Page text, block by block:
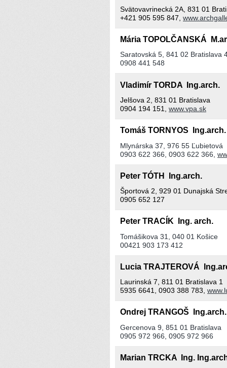
Svätovavrinecká 2A, 831 01
+421 905 595 847,
Mária TOPOLČANSKÁ
Saratovská 5, 841 02 Bratislava
0908 441 548
Vladimír TORDA Ing.arch.
Jelšova 2, 831 01 Bratislava
0904 194 151, www.vpa.sk
Tomáš TORNYOS
Mlynárska 37, 976 55 Ľubietová
0903 622 366, 0903 622 366,
Peter TÓTH Ing.arch.
Športová 2, 929 01 Dunajská
0905 652 127
Peter TRACÍK Ing. arch.
Tomášikova 31, 040 01 Košice
00421 903 173 412
Lucia TRAJTEROVÁ
Laurinská 7, 811 01 Bratislava 1
5935 6641, 0903 388 783,
Ondrej TRANGOŠ
Gercenova 9, 851 01 Bratislava
0905 972 966, 0905 972 966
Marian TRCKA Ing.